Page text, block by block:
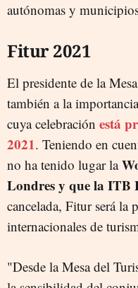
autónomas y
Fitur 2021
El presidente de la
también a la
cuya celebración está
2021. Teniendo en
no ha tenido lugar la
Londres y que la ITB
cancelada, Fitur será la
internacionales de
"Desde la Mesa del